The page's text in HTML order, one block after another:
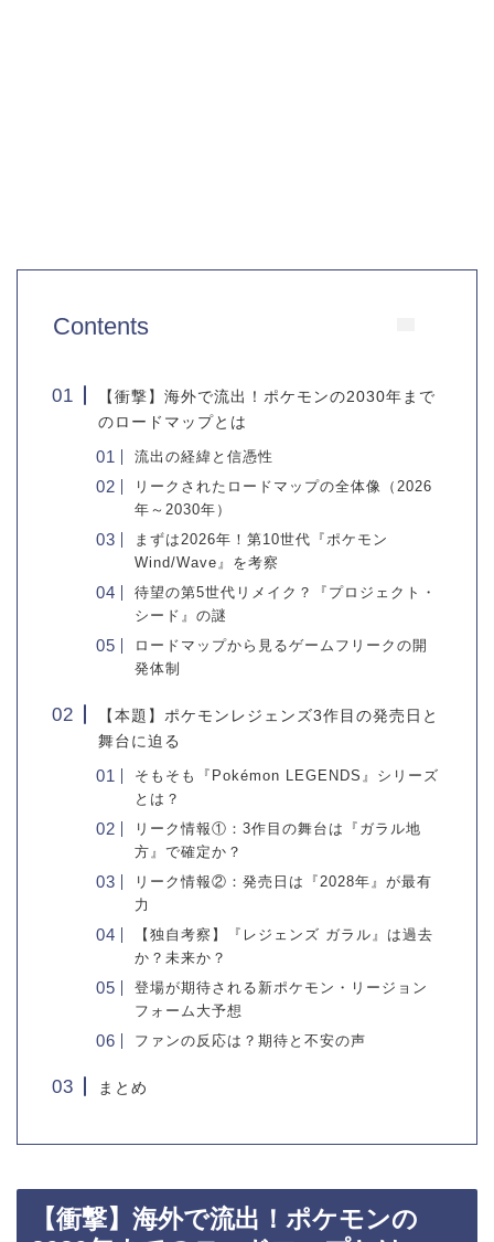
Contents
【衝撃】海外で流出！ポケモンの2030年まで
のロードマップとは
流出の経緯と信憑性
リークされたロードマップの全体像（2026
年～2030年）
まずは2026年！第10世代『ポケモン
Wind/Wave』を考察
待望の第5世代リメイク？『プロジェクト・
シード』の謎
ロードマップから見るゲームフリークの開
発体制
【本題】ポケモンレジェンズ3作目の発売日と
舞台に迫る
そもそも『Pokémon LEGENDS』シリーズ
とは？
リーク情報①：3作目の舞台は『ガラル地
方』で確定か？
リーク情報②：発売日は『2028年』が最有
力
【独自考察】『レジェンズ ガラル』は過去
か？未来か？
登場が期待される新ポケモン・リージョン
フォーム大予想
ファンの反応は？期待と不安の声
まとめ
【衝撃】海外で流出！ポケモンの